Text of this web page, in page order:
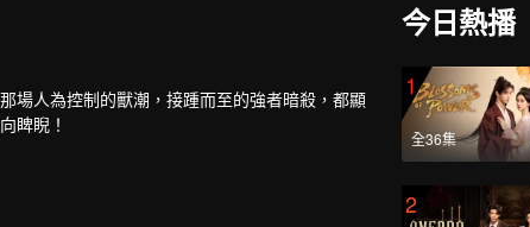
場人為控制的獸潮，接踵而至的強者暗殺，都顯
睥睨！
今日熱播
1
全36集
2